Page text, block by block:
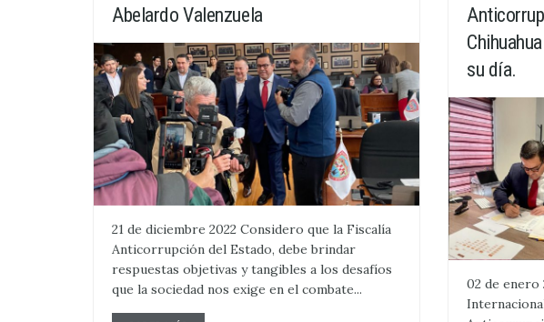
Abelardo Valenzuela
21 de diciembre 2022 Considero que la Fiscalía
Anticorrupción del Estado, debe brindar
respuestas objetivas y tangibles a los desafíos
que la sociedad nos exige en el combate...
su día.
02 de enero